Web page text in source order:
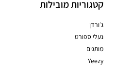
קטגוריות מובילות
ג׳ורדן
נעלי ספורט
מותגים
Yeezy